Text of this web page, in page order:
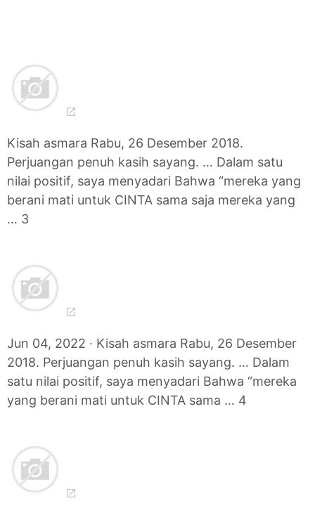
Kisah asmara Rabu, 26 Desember 2018.
Perjuangan penuh kasih sayang. … Dalam satu
nilai positif, saya menyadari Bahwa “mereka yang
berani mati untuk CINTA sama saja mereka yang
… 3
Jun 04, 2022 · Kisah asmara Rabu, 26 Desember
2018. Perjuangan penuh kasih sayang. … Dalam
satu nilai positif, saya menyadari Bahwa “mereka
yang berani mati untuk CINTA sama … 4